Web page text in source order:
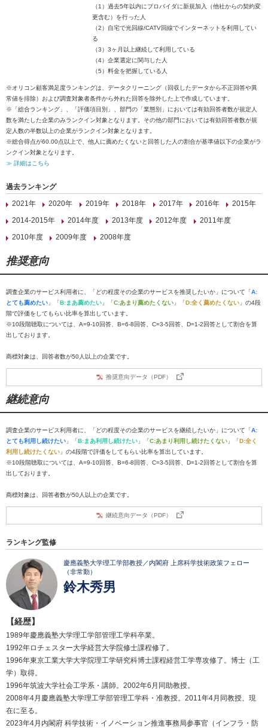
（1）過去5年以内にプロバイダに新規加入（他社からの契約変
更含む）を行った人
（2）自宅で光回線/CATV回線でインターネットを利用してい
る
（3）3ヶ月以上継続して利用している
（4）企業選定に関与した人
（5）料金を把握している人
※オリコン顧客満足度ランキングは、データクリーニング（回収したデータから不正回答や異
常値を排除）および調査対象者条件から外れた回答を除外した上で作成しています。
※「総合ランキング」、「評価項目別」、部門の「業態別」においては有効回答者数が規定人
数を満たした企業のみランクイン対象となります。その他の部門においては有効回答者数が規
定人数の半数以上の企業がランクイン対象となります。
※総合得点が60.00点以上で、他人に薦めたくないと回答した人の割合が基準値以下の企業がラ
ンクイン対象となります。
≫ 詳細はこちら
過去ランキング
2021年
2020年 2019年 2018年 2017年 2016年
2015年
2014-2015年
2014年度 2013年度 2012年度
2011年度
2010年度
2009年度 2008年度
推奨意向
調査企業のサービス利用者に、「どの程度その企業のサービスを推奨したいか」について「A:
とても薦めたい 」「B:まあ薦めたい 」「C:あまり薦めたくない 」「D:全く薦めたくない 」の4段
階で評価をしてもらい比率を算出しています。
※10段階聴取については、A=9-10回答、B=6-8回答、C=3-5回答、D=1-2回答として割合を算
出しております。
商標対象は、回答者数が50人以上の企業です。
推奨意向データ（PDF）
継続意向
調査企業のサービス利用者に、「どの程度その企業のサービスを継続したいか」について「A:
とても利用し続けたい 」「B:まあ利用し続けたい 」「C:あまり利用し続けたくない 」「D:全く
利用し続けたくない 」の4段階で評価をしてもらい比率を算出しています。
※10段階聴取については、A=9-10回答、B=6-8回答、C=3-5回答、D=1-2回答として割合を算
出しております。
商標対象は、回答者数が50人以上の企業です。
継続意向データ（PDF）
ランキング監修
慶應義塾大学理工学部教授／内閣府 上席科学技術政策フェロー
（非常勤）
鈴木秀男
【経歴】
1989年慶應義塾大学理工学部管理工学科卒業。
1992年ロチェスター大学経営大学院修士課程修了。
1996年東京工業大学大学院理工学研究科博士課程経営工学専攻修了。博士（工
学）取得。
1996年筑波大学社会工学系・講師。2002年6月同助教授。
2008年4月慶應義塾大学理工学部管理工学科・准教授。2011年4月同教授、現
在に至る。
2023年4月内閣府 科学技術・イノベーション推進事務局参事官（インフラ・防